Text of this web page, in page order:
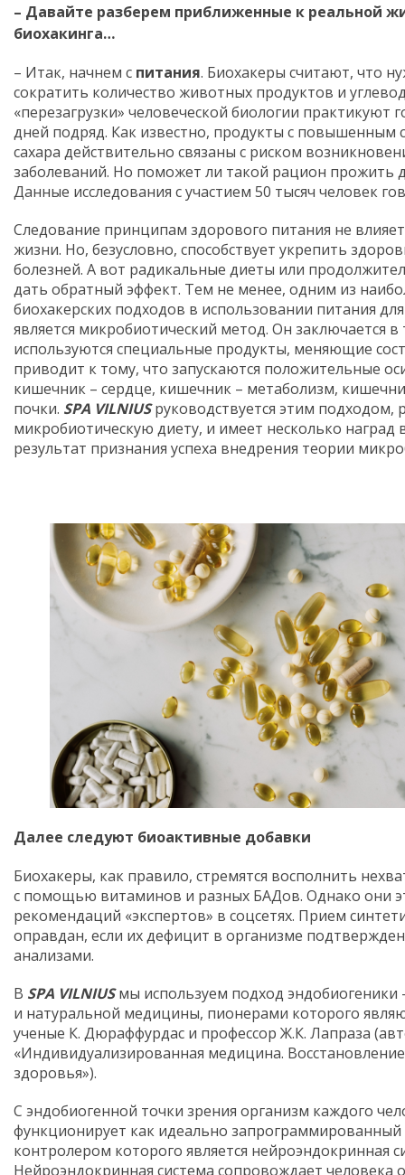
– Давайте разберем приближенные к реальной
биохакинга…
– Итак, начнем с питания. Биохакеры считают, что
сократить количество животных продуктов и
«перезагрузки» человеческой биологии практикуют
дней подряд. Как известно, продукты с повышенным
сахара действительно связаны с риском
заболеваний. Но поможет ли такой рацион прожить
Данные исследования с участием 50 тысяч человек
Следование принципам здорового питания не
жизни. Но, безусловно, способствует укрепить
болезней. А вот радикальные диеты или
дать обратный эффект. Тем не менее, одним из
биохакерских подходов в использовании питания
является микробиотический метод. Он заключается
используются специальные продукты, меняющие
приводит к тому, что запускаются положительные
кишечник – сердце, кишечник – метаболизм,
почки. SPA VILNIUSруководствуется этим подходом,
микробиотическую диету, и имеет несколько наград
результат признания успеха внедрения теории
Далее следуют биоактивные добавки
Биохакеры, как правило, стремятся восполнить
с помощью витаминов и разных БАДов. Однако они
рекомендаций «экспертов» в соцсетях. Прием
оправдан, если их дефицит в организме
анализами.
В SPA VILNIUSмы используем подход
и натуральной медицины, пионерами которого
ученые К. Дюраффурдас и профессор Ж.К. Лапраза
«Индивидуализированная медицина.
здоровья»).
С эндобиогенной точки зрения организм каждого
функционирует как идеально
контролером которого является нейроэндокринная
Нейроэндокринная система сопровождает человека